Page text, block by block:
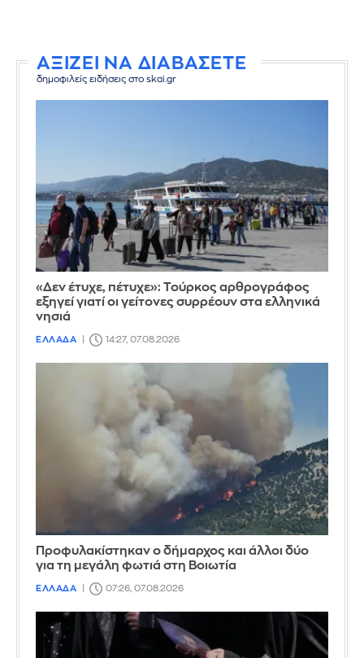
ΑΞΙΖΕΙ ΝΑ ΔΙΑΒΑΣΕΤΕ
δημοφιλείς ειδήσεις στο skai.gr
«Δεν έτυχε, πέτυχε»: Τούρκος αρθρογράφος
εξηγεί γιατί οι γείτονες συρρέουν στα ελληνικά
νησιά
ΕΛΛΑΔΑ 14:27, 07.08.2026
Προφυλακίστηκαν ο δήμαρχος και άλλοι δύο
για τη μεγάλη φωτιά στη Βοιωτία
ΕΛΛΑΔΑ 07:26, 07.08.2026